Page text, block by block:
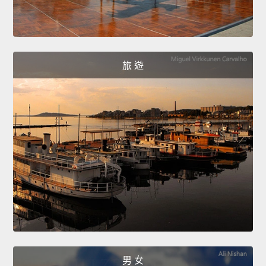
旅 遊
男 女